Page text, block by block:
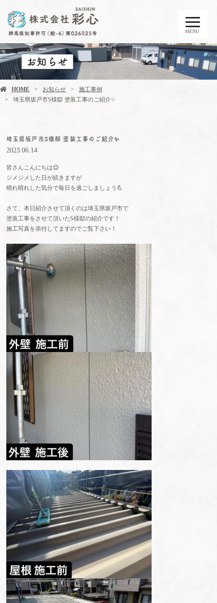
MENU
お知らせ
HOME お知らせ
施工事例
埼玉県坂戸市S様邸 塗装工事のご紹介✨️
埼玉県坂戸市S様邸 塗装工事のご紹介✨️
2023.06.14
皆さんこんにちは😌
ジメジメした日が続きますが
晴れ晴れした気分で毎日を過ごしましょう💪
さて、本日紹介させて頂くのは埼玉県坂戸市で
塗装工事をさせて頂いたS様邸の紹介です！
施工写真を添付してますのでご覧下さい！